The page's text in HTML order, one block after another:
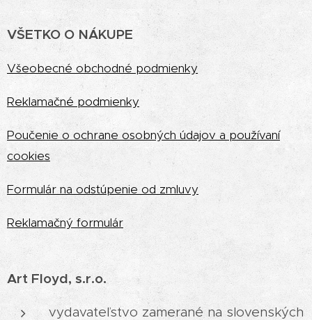
VŠETKO O NÁKUPE
Všeobecné obchodné podmienky
Reklamačné podmienky
Poučenie o ochrane osobných údajov a používaní
cookies
Formulár na odstúpenie od zmluvy
Reklamačný formulár
Art Floyd, s.r.o.
vydavateľstvo zamerané na slovenských